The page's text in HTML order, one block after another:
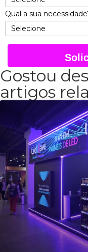
Qual a sua
Gostou
artigos